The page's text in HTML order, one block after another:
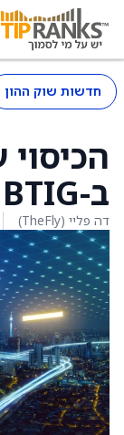
חדשות שוק ההון
ב-BTIG
דה פליי (TheFly)